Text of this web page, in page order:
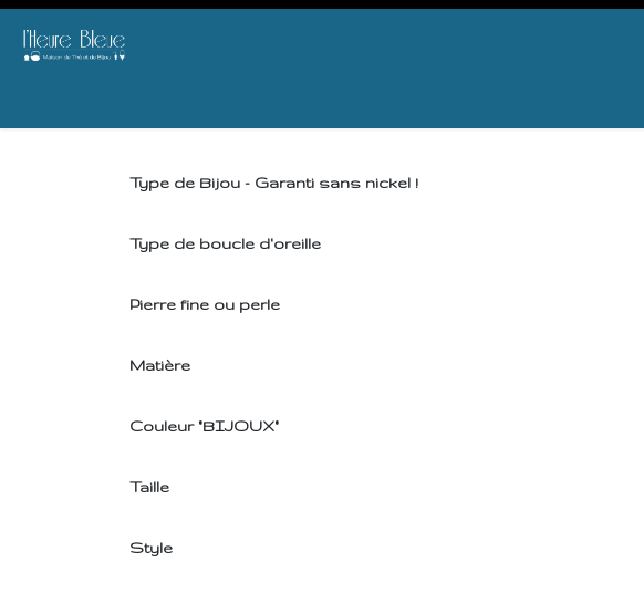
Se rendre au contenu
Type de Bijou - Garanti sans nickel !
Type de boucle d'oreille
Pierre fine ou perle
Matière
Couleur "BIJOUX"
Taille
Style